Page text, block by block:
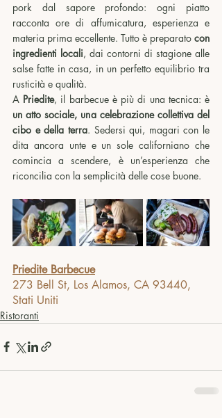
pork dal sapore profondo: ogni piatto
racconta ore di affumicatura, esperienza e
materia prima eccellente. Tutto è preparato con
ingredienti locali, dai contorni di stagione alle
salse fatte in casa, in un perfetto equilibrio tra
rusticità e qualità.
A Priedite
un atto sociale, una celebrazione collettiva del
cibo e della terra. Sedersi qui, magari con le
dita ancora unte e un sole californiano che
comincia a scendere, è un’esperienza che
riconcilia con la semplicità delle cose buone.
Priedite Barbecue
273 Bell St, Los Alamos, CA 93440,
Stati Uniti
Ristoranti